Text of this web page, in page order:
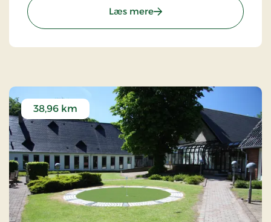
Læs mere: Hotel Dalgas, Partner
38,96 km